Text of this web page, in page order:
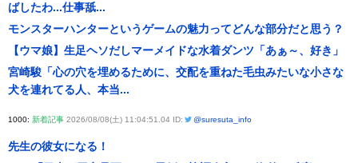
ばしたわ...仕事舐...
モンスターハンターというゲームの魅力ってどんな部分だと思う？
【ウマ娘】生足ヘソだしマーメイドな水着ダンツ「あぁ～、好き」
宮崎駿「心の穴を埋めるために、交配を重ねた毛虫みたいな小さな
犬を連れてる人、本当...
1000: 新着記事 2026/08/08(土) 11:04:51.04 ID: @suresuta_info
先生の彼女になる！